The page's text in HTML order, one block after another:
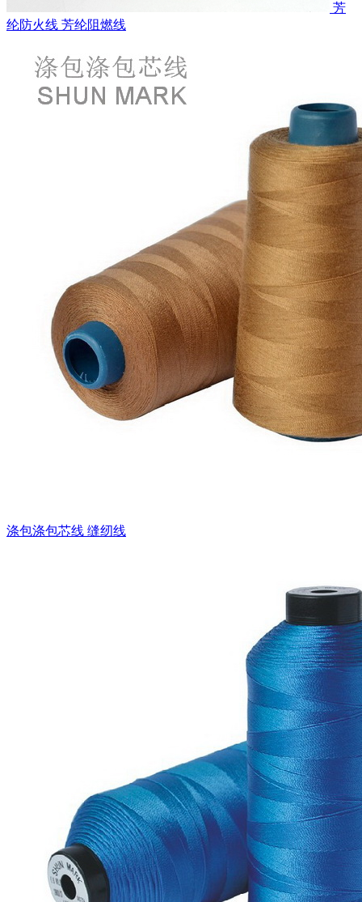
芳
纶防火线 芳纶阻燃线
涤包涤包芯线 缝纫线